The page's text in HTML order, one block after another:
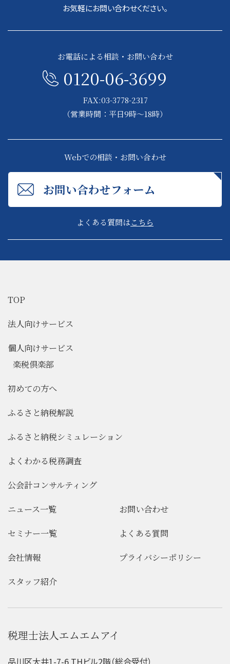
お気軽にお問い合わせください。
お電話による相談・お問い合わせ
0120-06-3699
FAX:03-3778-2317
（営業時間：平日9時～18時）
Webでの相談・お問い合わせ
お問い合わせフォーム
よくある質問はこちら
TOP
法人向けサービス
個人向けサービス
楽税倶楽部
初めての方へ
ふるさと納税解説
ふるさと納税シミュレーション
よくわかる税務調査
公会計コンサルティング
ニュース一覧
セミナー一覧
会社情報
スタッフ紹介
お問い合わせ
よくある質問
プライバシーポリシー
税理士法人エムエムアイ
品川区大井1-7-6 THビル2階（総合受付）